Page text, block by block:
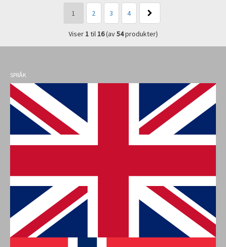
1 2 3 4
Viser1til16(av54produkter)
SPRÅK